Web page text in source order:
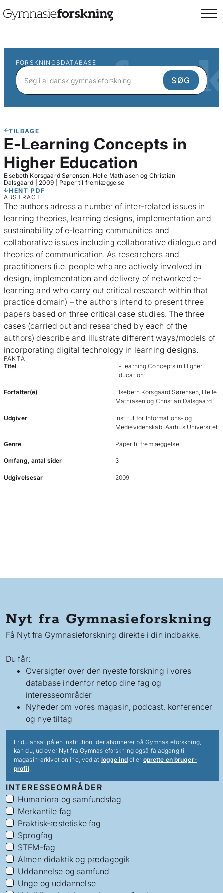
FORSKNINGSDATABASE
TILBAGE
E-Learning Concepts in
Higher Education
Elsebeth Korsgaard Sørensen, Helle Mathiasen og Christian
Dalsgaard
2009
Paper til fremlæggelse
HENT PDF
ABSTRACT
The authors adress a number of inter-related issues in
learning theories, learning designs, implementation and
sustainability of e-learning communities and
collaborative issues including collaborative dialogue and
theories of communication. As researchers and
practitioners (i.e. people who are actively involved in
design, implementation and delivery of networked e-
learning and who carry out critical research within that
practice domain) – the authors intend to present three
papers based on three critical case studies. The three
cases (carried out and researched by each of the
authors) describe and illustrate different ways/models of
incorporating digital technology in learning designs.
FAKTA
Titel
E-Learning Concepts in Higher
Education
Forfatter(e)
Elsebeth Korsgaard Sørensen, Helle
Mathiasen og Christian Dalsgaard
Udgiver
Institut for Informations- og
Medievidenskab, Aarhus Universitet
Genre Paper til fremlæggelse
Omfang, antal sider 3
Udgivelsesår 2009
Nyt fra Gymnasieforskning
Få Nyt fra Gymnasieforskning direkte i din indbakke.
Du får:
Oversigter over den nyeste forskning i vores
database indenfor netop dine fag og
interesseområder
Nyheder om vores magasin, podcast, konferencer
og nye tiltag
Er du ansat på en institution, der abonnerer på Gymnasieforskning,
kan du, ud over Nyt fra Gymnasieforskning også få adgang til
magasin-arkivet online, ved at logge indeller oprette en bruger-
profil.
INTERESSEOMRÅDER
Humaniora og samfundsfag
Merkantile fag
Praktisk-æstetiske fag
Sprogfag
STEM-fag
Almen didaktik og pædagogik
Uddannelse og samfund
Unge og uddannelse